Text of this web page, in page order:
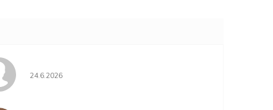
Hodnocení obchodu je 5 z 5 hvězdiček.
24.6.2026